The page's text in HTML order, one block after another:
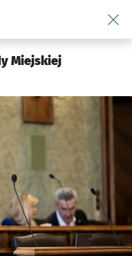
Dla mieszkańca
Miejskiej